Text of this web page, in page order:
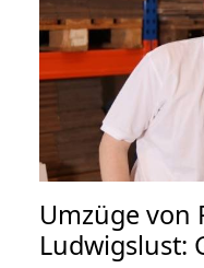
Umzüge von
Ludwigslust: